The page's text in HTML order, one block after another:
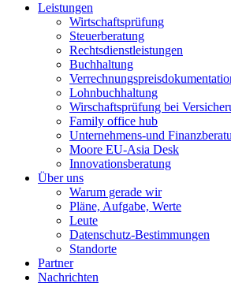
Leistungen
Wirtschaftsprüfung
Steuerberatung
Rechtsdienstleistungen
Buchhaltung
Lohnbuchhaltung
Wirschaftsprüfung bei
Family office hub
Unternehmens-und
Moore EU-Asia Desk
Innovationsberatung
Über uns
Warum gerade wir
Pläne, Aufgabe, Werte
Leute
Datenschutz-Bestimmungen
Standorte
Partner
Nachrichten